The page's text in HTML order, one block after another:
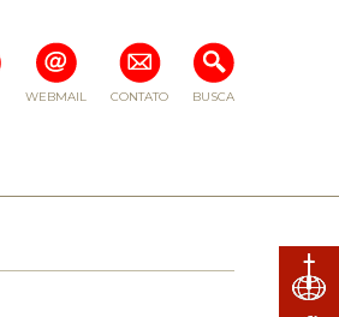
BUSCA
CONTATO
WEBMAIL